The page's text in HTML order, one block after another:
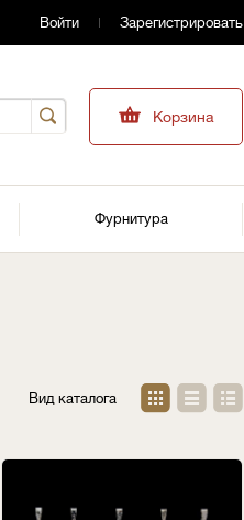
Войти Зарегистрировать
Корзина
Фурнитура
Вид каталога